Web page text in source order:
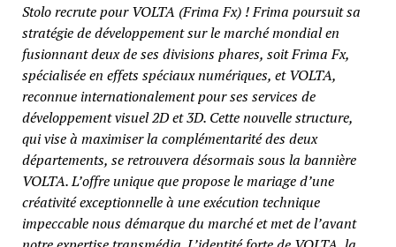
Stolo recrute pour VOLTA (Frima Fx) ! Frima poursuit sa
stratégie de développement sur le marché mondial en
fusionnant deux de ses divisions phares, soit Frima Fx,
spécialisée en effets spéciaux numériques, et VOLTA,
reconnue internationalement pour ses services de
développement visuel 2D et 3D. Cette nouvelle structure,
qui vise à maximiser la complémentarité des deux
départements, se retrouvera désormais sous la bannière
VOLTA. L’offre unique que propose le mariage d’une
créativité exceptionnelle à une exécution technique
impeccable nous démarque du marché et met de l’avant